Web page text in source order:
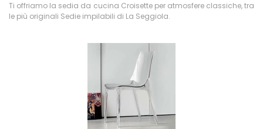
Ti offriamo la sedia da cucina Croisette per atmosfere classiche, tra
le più originali Sedie impilabili di La Seggiola.